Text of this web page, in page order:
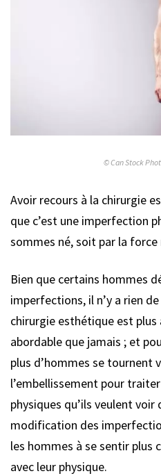
© Can Stock
Avoir recours à la chirurgie
que c’est une imperfection
sommes né, soit par la force
Bien que certains hommes
imperfections, il n’y a rien
chirurgie esthétique est plus
abordable que jamais ; et
plus d’hommes se tournent
l’embellissement pour
physiques qu’ils veulent voir
modification des
les hommes à se sentir plus
avec leur physique.